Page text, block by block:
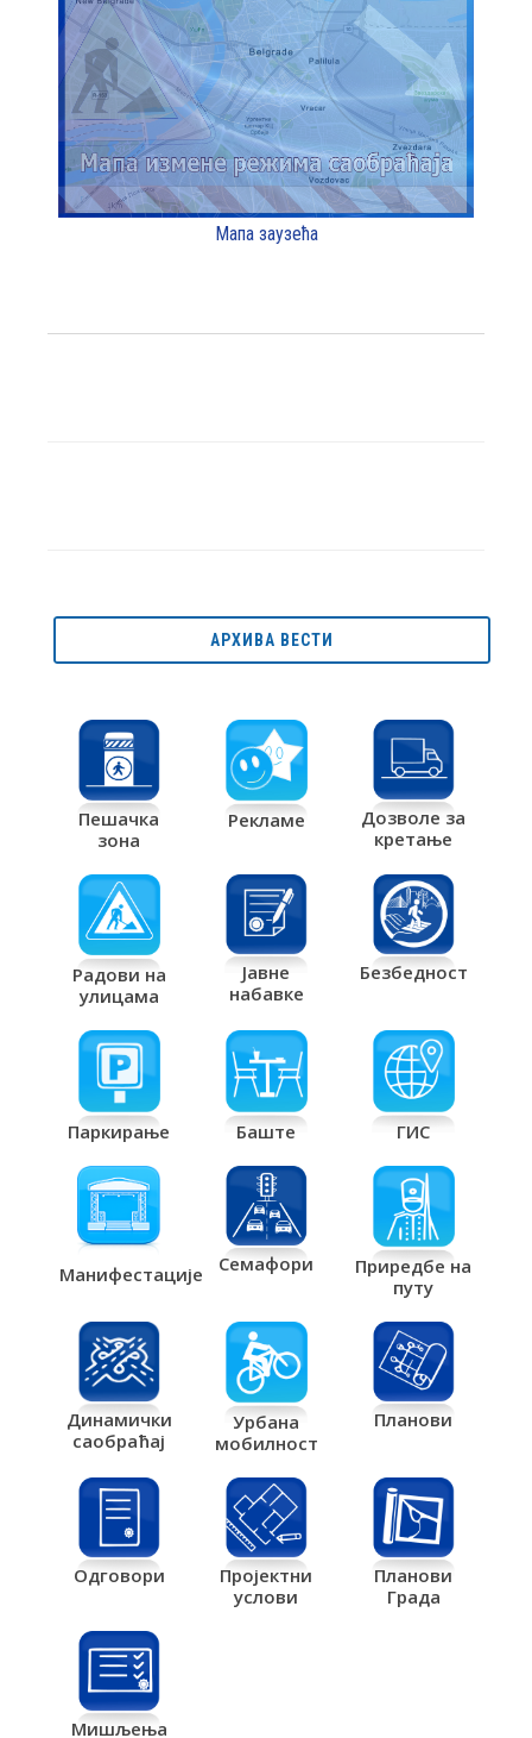
Мапа заузећа
АРХИВА ВЕСТИ
Пешачка
зона
Рекламе
Дозволе за
кретање
Радови на
улицама
Јавне
набавке
Безбедност
Паркирање Баште ГИС
Манифестације Семафори
Приредбе на
путу
Динамички
саобраћај
Урбана
мобилност
Планови
Одговори
Пројектни
услови
Планови
Града
Мишљења